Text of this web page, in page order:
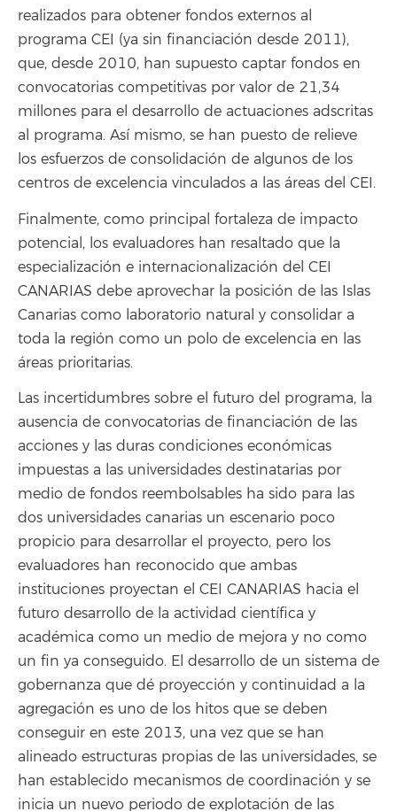
realizados para obtener fondos externos al
programa CEI (ya sin financiación desde 2011),
que, desde 2010, han supuesto captar fondos en
convocatorias competitivas por valor de 21,34
millones para el desarrollo de actuaciones adscritas
al programa. Así mismo, se han puesto de relieve
los esfuerzos de consolidación de algunos de los
centros de excelencia vinculados a las áreas del CEI.
Finalmente, como principal fortaleza de impacto
potencial, los evaluadores han resaltado que la
especialización e internacionalización del CEI
CANARIAS debe aprovechar la posición de las Islas
Canarias como laboratorio natural y consolidar a
toda la región como un polo de excelencia en las
áreas prioritarias.
Las incertidumbres sobre el futuro del programa, la
ausencia de convocatorias de financiación de las
acciones y las duras condiciones económicas
impuestas a las universidades destinatarias por
medio de fondos reembolsables ha sido para las
dos universidades canarias un escenario poco
propicio para desarrollar el proyecto, pero los
evaluadores han reconocido que ambas
instituciones proyectan el CEI CANARIAS hacia el
futuro desarrollo de la actividad científica y
académica como un medio de mejora y no como
un fin ya conseguido. El desarrollo de un sistema de
gobernanza que dé proyección y continuidad a la
agregación es uno de los hitos que se deben
conseguir en este 2013, una vez que se han
alineado estructuras propias de las universidades, se
han establecido mecanismos de coordinación y se
inicia un nuevo periodo de explotación de las